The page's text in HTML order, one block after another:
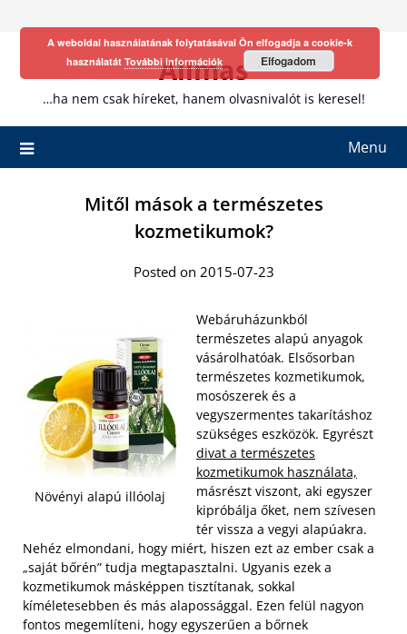
Allmas
…ha nem csak híreket, hanem olvasnivalót is keresel!
Menu
Mitől mások a természetes
kozmetikumok?
Posted on 2015-07-23
Növényi alapú illóolaj
Webáruházunkból
természetes alapú anyagok
vásárolhatóak. Elsősorban
természetes kozmetikumok,
mosószerek és a
vegyszermentes takarításhoz
szükséges eszközök. Egyrészt
divat a természetes
kozmetikumok használata,
másrészt viszont, aki egyszer
kipróbálja őket, nem szívesen
tér vissza a vegyi alapúakra.
Nehéz elmondani, hogy miért, hiszen ezt az ember csak a
„saját bőrén” tudja megtapasztalni. Ugyanis ezek a
kozmetikumok másképpen tisztítanak, sokkal
kíméletesebben és más alapossággal. Ezen felül nagyon
fontos megemlíteni, hogy egyszerűen a bőrnek
A weboldal használatának folytatásával Ön elfogadja a cookie-k
használatát További információk Elfogadom